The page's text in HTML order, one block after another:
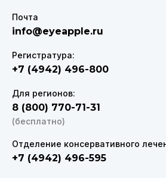
Почта
info@eyeapple.ru
Регистратура:
+7 (4942) 496-800
Для регионов:
8 (800) 770-71-31
(бесплатно)
Отделение консервативного
+7 (4942) 496-595